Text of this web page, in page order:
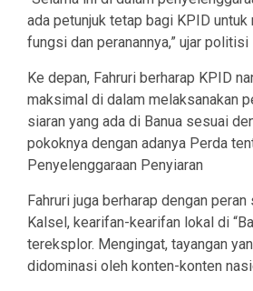
ada petunjuk tetap bagi KPID untuk
fungsi dan peranannya,” ujar
Ke depan, Fahruri berharap KPID
maksimal di dalam melaksanakan
siaran yang ada di Banua sesuai
pokoknya dengan adanya Perda
Penyelenggaraan Penyiaran
Fahruri juga berharap dengan
Kalsel, kearifan-kearifan lokal di
tereksplor. Mengingat, tayangan
didominasi oleh konten-konten